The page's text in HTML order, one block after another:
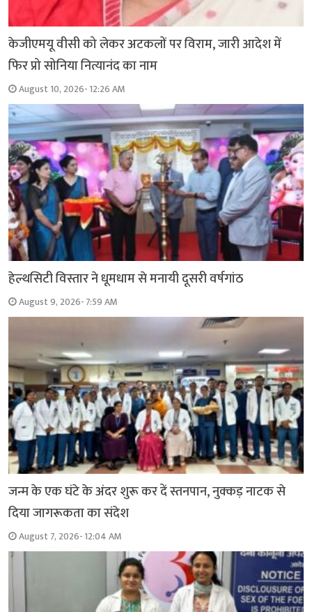
केजीएमयू वीसी को लेकर अटकलों पर विराम, जारी आदेश में
फिर प्रो सोनिया नित्यानंद का नाम
August 10, 2026- 12:26 AM
हेल्थसिटी विस्तार ने धूमधाम से मनायी दूसरी वर्षगांठ
August 9, 2026- 7:59 AM
जन्म के एक घंटे के अंदर शुरू कर दें स्तनपान, नुक्कड़ नाटक से
दिया जागरूकता का संदेश
August 7, 2026- 12:04 AM